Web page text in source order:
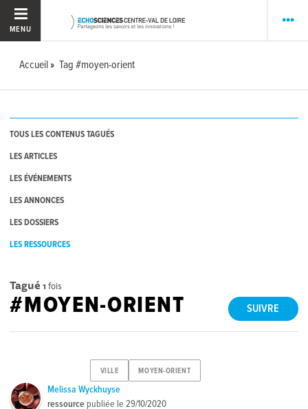
MENU
Accueil Tag #moyen-orient
TOUS LES CONTENUS TAGUÉS
LES ARTICLES
LES ÉVÉNEMENTS
LES ANNONCES
LES DOSSIERS
LES RESSOURCES
Tagué 1 fois
SUIVRE
#MOYEN-ORIENT
VILLE MOYEN-ORIENT
Melissa Wyckhuyse
ressource publiée le29/10/2020